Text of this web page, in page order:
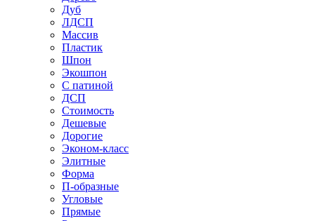
Дуб
ЛДСП
Массив
Пластик
Шпон
Экошпон
С патиной
ДСП
Стоимость
Дешевые
Дорогие
Эконом-класс
Элитные
Форма
П-образные
Угловые
Прямые